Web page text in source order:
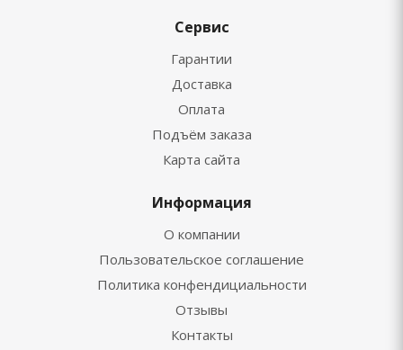
Сервис
Гарантии
Доставка
Оплата
Подъём заказа
Карта сайта
Информация
О компании
Пользовательское соглашение
Политика конфендициальности
Отзывы
Контакты